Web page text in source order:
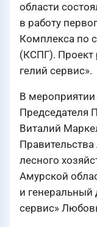
области
в работу
Комплекса по
(КСПГ). Проект
гелий сервис».
В мероприятии
Председателя
Виталий
лесного
Амурской
и генеральный
сервис»